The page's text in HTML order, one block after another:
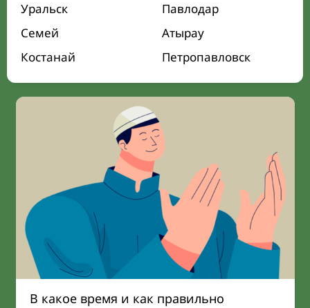
Уральск
Павлодар
Семей
Атырау
Костанай
Петропавловск
В какое время и как правильно